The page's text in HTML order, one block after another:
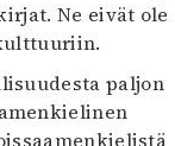
Ne eivät ole
paljon